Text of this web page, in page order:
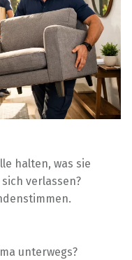
halten, was sie
verlassen?
unterwegs?